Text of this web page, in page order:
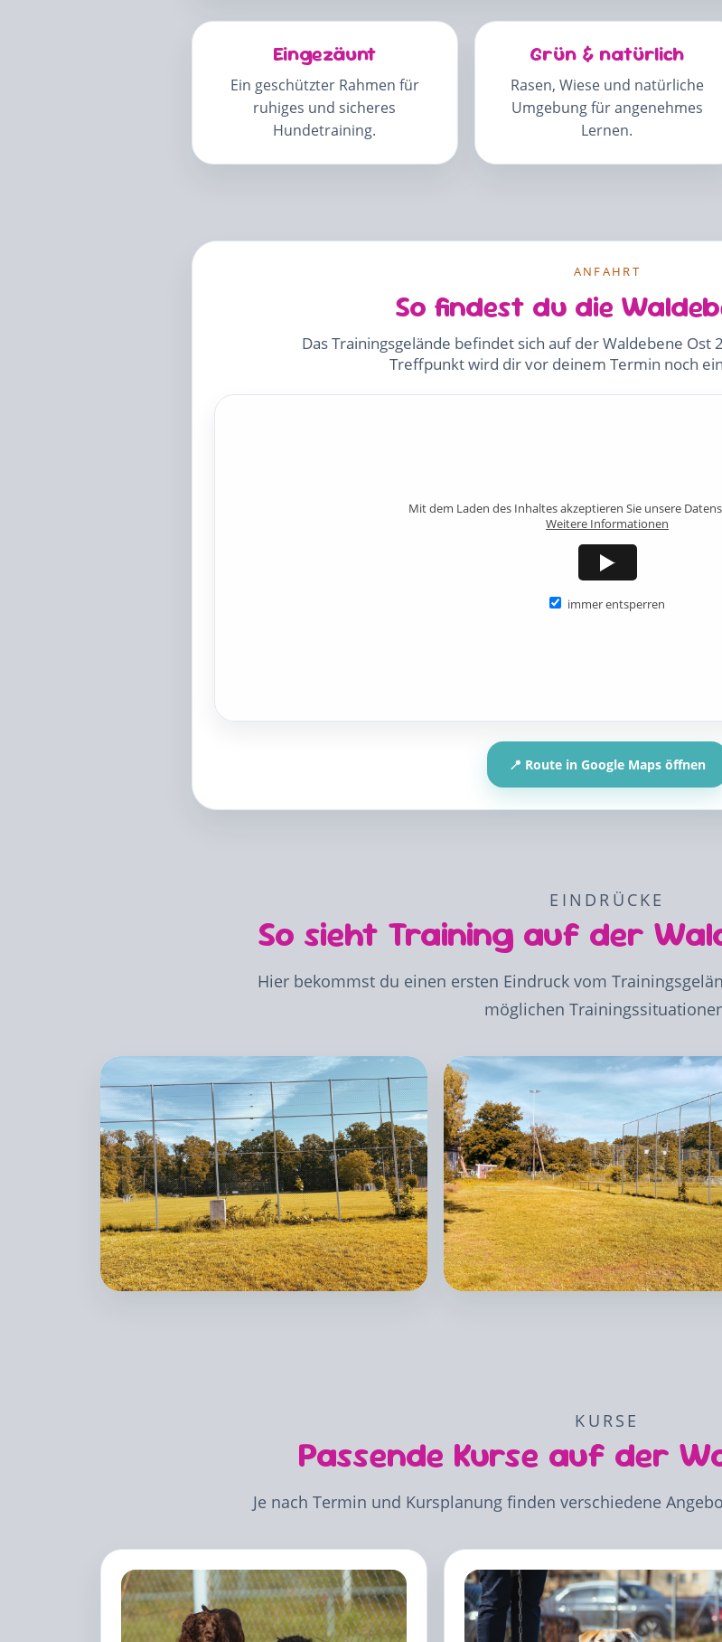
Eingezäunt
Ein geschützter Rahmen für
ruhiges und sicheres
Hundetraining.
Grün & natürlich
Rasen, Wiese und natürliche
Umgebung für angenehmes
Lernen.
ANFAHRT
So findest du die
Das Trainingsgelände befindet sich auf der Waldebene Ost
Treffpunkt wird dir vor deinem Termin noch
Mit dem Laden des Inhaltes akzeptieren Sie unsere
Weitere Informationen
immer entsperren
📍 Route in Google Maps öffnen
EINDRÜCKE
So sieht Training auf der
Hier bekommst du einen ersten Eindruck vom
möglichen
KURSE
Passende Kurse auf der
Je nach Termin und Kursplanung finden verschiedene